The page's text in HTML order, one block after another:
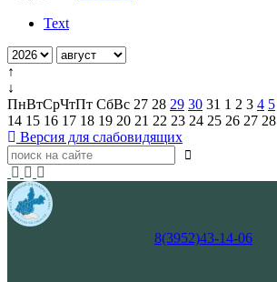
Text
↑
↓
ПнВтСрЧтПт СбВс 27 28 29 30 31 1 2 3 4 5
14 15 16 17 18 19 20 21 22 23 24 25 26 27 28
Версия для слабовидящих
8(3952)43-14-06